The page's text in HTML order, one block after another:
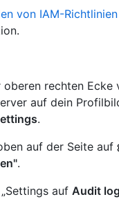
von IAM-Richtlinien
oberen rechten Ecke
auf dein
.
auf der Seite auf
.
auf Audit log